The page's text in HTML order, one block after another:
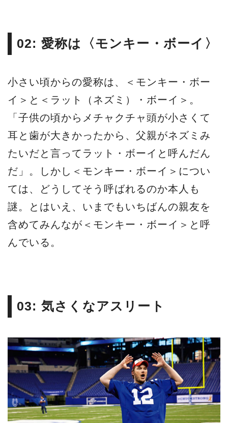
02: 愛称は〈モンキー・ボーイ〉
小さい頃からの愛称は、＜モンキー・ボー
イ＞と＜ラット（ネズミ）・ボーイ＞。
「子供の頃からメチャクチャ頭が小さくて
耳と歯が大きかったから、父親がネズミみ
たいだと言ってラット・ボーイと呼んだん
だ」。しかし＜モンキー・ボーイ＞につい
ては、どうしてそう呼ばれるのか本人も
謎。とはいえ、いまでもいちばんの親友を
含めてみんなが＜モンキー・ボーイ＞と呼
んでいる。
03: 気さくなアスリート